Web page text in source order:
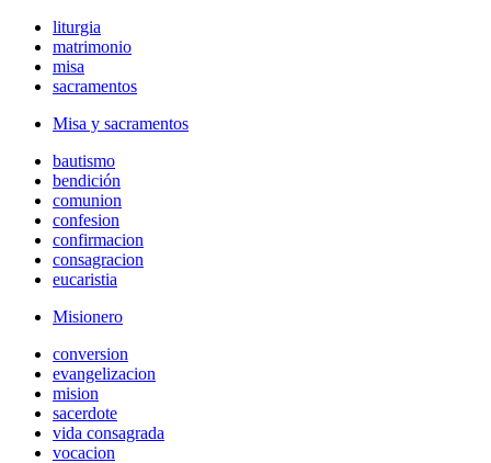
liturgia
matrimonio
misa
sacramentos
Misa y sacramentos
bautismo
bendición
comunion
confesion
confirmacion
consagracion
eucaristia
Misionero
conversion
evangelizacion
mision
sacerdote
vida consagrada
vocacion